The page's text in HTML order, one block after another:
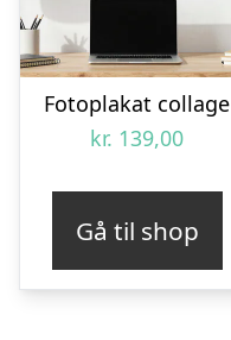
Fotoplakat collage
kr. 139,00
Gå til shop